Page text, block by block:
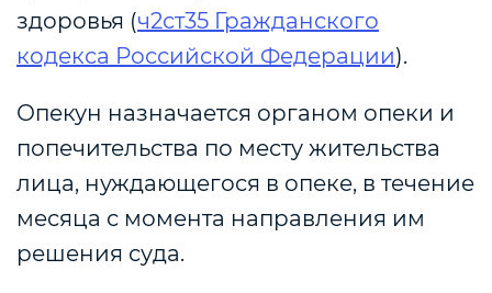
здоровья (ч2ст35 Гражданского
кодекса Российской Федерации).
Опекун назначается органом опеки и
попечительства по месту жительства
лица, нуждающегося в опеке, в течение
месяца с момента направления им
решения суда.